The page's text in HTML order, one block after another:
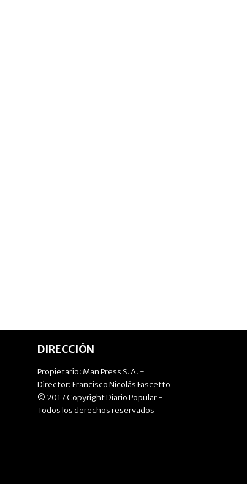
DIRECCIÓN
Propietario: Man Press S.A. -
Director: Francisco Nicolás Fascetto
© 2017 Copyright Diario Popular -
Todos los derechos reservados